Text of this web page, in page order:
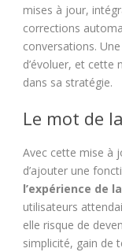
mises à jour,
corrections
conversations.
d’évoluer, et cette
dans sa stratégie.
Le mot de
Avec cette mise à
d’ajouter une
l’expérience de
utilisateurs
elle risque de
simplicité, gain de